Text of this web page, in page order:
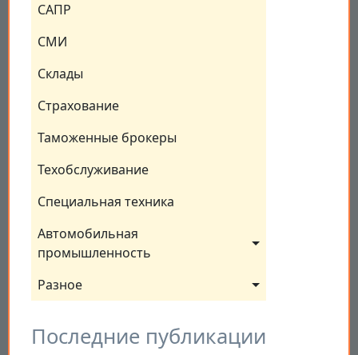
САПР
СМИ
Склады
Страхование
Таможенные брокеры
Техобслуживание
Специальная техника
Автомобильная
промышленность
Разное
Последние публикации